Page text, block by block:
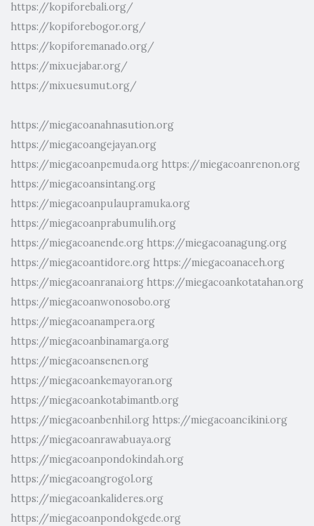
https://kopiforebali.org/
https://kopiforebogor.org/
https://kopiforemanado.org/
https://mixuejabar.org/
https://mixuesumut.org/
https://miegacoanahnasution.org
https://miegacoangejayan.org
https://miegacoanpemuda.org https://miegacoanrenon.org
https://miegacoansintang.org
https://miegacoanpulaupramuka.org
https://miegacoanprabumulih.org
https://miegacoanende.org https://miegacoanagung.org
https://miegacoantidore.org https://miegacoanaceh.org
https://miegacoanranai.org https://miegacoankotatahan.org
https://miegacoanwonosobo.org
https://miegacoanampera.org
https://miegacoanbinamarga.org
https://miegacoansenen.org
https://miegacoankemayoran.org
https://miegacoankotabimantb.org
https://miegacoanbenhil.org https://miegacoancikini.org
https://miegacoanrawabuaya.org
https://miegacoanpondokindah.org
https://miegacoangrogol.org
https://miegacoankalideres.org
https://miegacoanpondokgede.org